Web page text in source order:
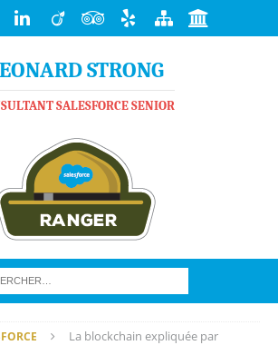
STRONG
SALESFORCE SENIOR
La blockchain expliquée par